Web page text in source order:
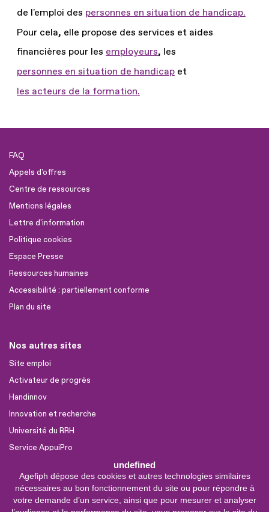
undefined
Agefiph dépose des cookies et autres technologies similaires
nécessaires au bon fonctionnement du site ou pour répondre à
votre demande d’un service, ainsi que pour mesurer et analyser
de l'emploi des personnes en situation de handicap.
Pour cela, elle propose des services et aides
financières pour les employeurs, les
personnes en situation de handicap et
les acteurs de la formation.
FAQ
Appels d'offres
Centre de ressources
Mentions légales
Lettre d'information
Politique cookies
Espace Presse
Ressources humaines
Accessibilité : partiellement conforme
Plan du site
Nos autres sites
Site emploi
Activateur de progrès
Handinnov
Innovation et recherche
Université du RRH
Service AppuiPro
Nous suivre
Youtube